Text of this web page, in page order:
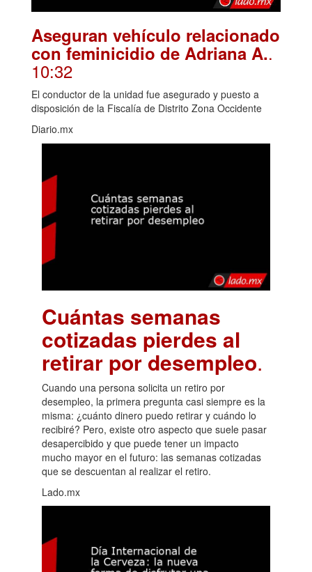
Aseguran vehículo relacionado
con feminicidio de Adriana A..
10:32
El conductor de la unidad fue asegurado y puesto a
disposición de la Fiscalía de Distrito Zona Occidente
Diario.mx
Cuántas semanas
cotizadas pierdes al
retirar por desempleo.
Cuando una persona solicita un retiro por
desempleo, la primera pregunta casi siempre es la
misma: ¿cuánto dinero puedo retirar y cuándo lo
recibiré? Pero, existe otro aspecto que suele pasar
desapercibido y que puede tener un impacto
mucho mayor en el futuro: las semanas cotizadas
que se descuentan al realizar el retiro.
Lado.mx